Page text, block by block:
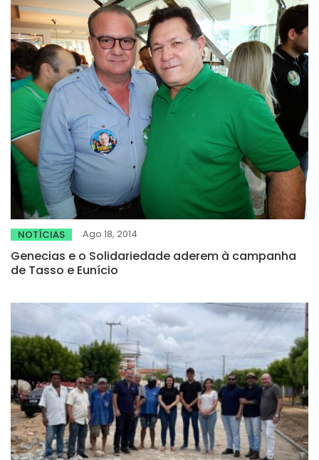
NOTÍCIAS Ago 18, 2014
Genecias e o Solidariedade aderem à campanha
de Tasso e Eunício